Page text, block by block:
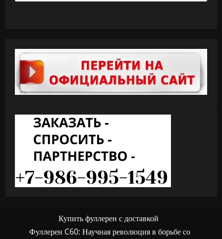
Купить фуллерен с доставкой
Фуллерен C60: Научная революция в борьбе со